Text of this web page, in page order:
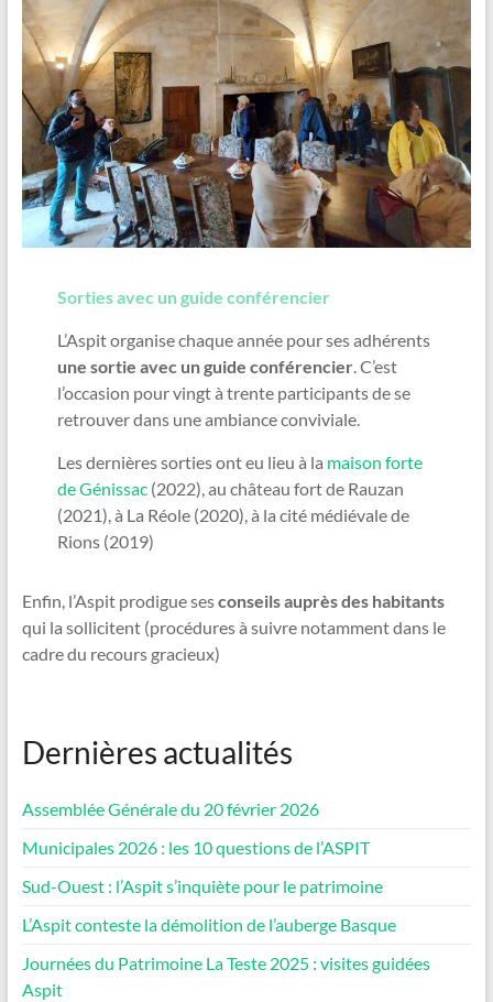
Sorties avec un guide conférencier
L’Aspit organise chaque année pour ses adhérents
une sortie avec un guide conférencier. C’est
l’occasion pour vingt à trente participants de se
retrouver dans une ambiance conviviale.
Les dernières sorties ont eu lieu à la maison forte
de Génissac (2022), au château fort de Rauzan
(2021), à La Réole (2020), à la cité médiévale de
Rions (2019)
Enfin, l’Aspit prodigue sesconseils auprès des habitants
qui la sollicitent (procédures à suivre notamment dans le
cadre du recours gracieux)
Dernières actualités
Assemblée Générale du 20 février 2026
Municipales 2026 : les 10 questions de l’ASPIT
Sud-Ouest : l’Aspit s’inquiète pour le patrimoine
L’Aspit conteste la démolition de l’auberge Basque
Journées du Patrimoine La Teste 2025 : visites guidées
Aspit